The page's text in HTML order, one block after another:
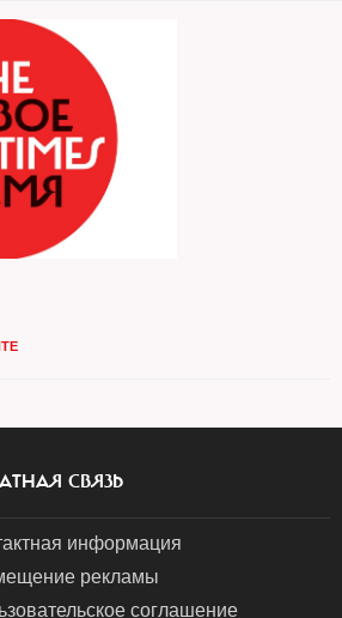
СВЯЗЬ
информация
рекламы
соглашение